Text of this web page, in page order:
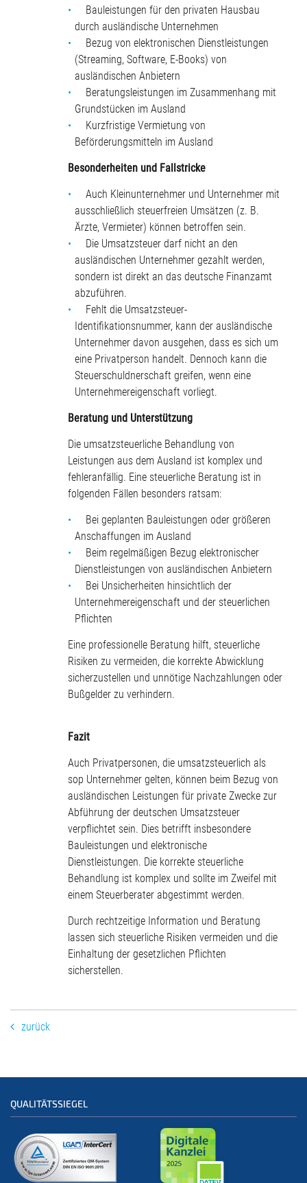
Bauleistungen für den privaten Hausbau
durch ausländische Unternehmen
Bezug von elektronischen Dienstleistungen
(Streaming, Software, E-Books) von
ausländischen Anbietern
Beratungsleistungen im Zusammenhang mit
Grundstücken im Ausland
Kurzfristige Vermietung von
Beförderungsmitteln im Ausland
Besonderheiten und Fallstricke
Auch Kleinunternehmer und Unternehmer mit
ausschließlich steuerfreien Umsätzen (z. B.
Ärzte, Vermieter) können betroffen sein.
Die Umsatzsteuer darf nicht an den
ausländischen Unternehmer gezahlt werden,
sondern ist direkt an das deutsche Finanzamt
abzuführen.
Fehlt die Umsatzsteuer-
Identifikationsnummer, kann der ausländische
Unternehmer davon ausgehen, dass es sich um
eine Privatperson handelt. Dennoch kann die
Steuerschuldnerschaft greifen, wenn eine
Unternehmereigenschaft vorliegt.
Beratung und Unterstützung
Die umsatzsteuerliche Behandlung von
Leistungen aus dem Ausland ist komplex und
fehleranfällig. Eine steuerliche Beratung ist in
folgenden Fällen besonders ratsam:
Bei geplanten Bauleistungen oder größeren
Anschaffungen im Ausland
Beim regelmäßigen Bezug elektronischer
Dienstleistungen von ausländischen Anbietern
Bei Unsicherheiten hinsichtlich der
Unternehmereigenschaft und der steuerlichen
Pflichten
Eine professionelle Beratung hilft, steuerliche
Risiken zu vermeiden, die korrekte Abwicklung
sicherzustellen und unnötige Nachzahlungen oder
Bußgelder zu verhindern.
Fazit
Auch Privatpersonen, die umsatzsteuerlich als
sop Unternehmer gelten, können beim Bezug von
ausländischen Leistungen für private Zwecke zur
Abführung der deutschen Umsatzsteuer
verpflichtet sein. Dies betrifft insbesondere
Bauleistungen und elektronische
Dienstleistungen. Die korrekte steuerliche
Behandlung ist komplex und sollte im Zweifel mit
einem Steuerberater abgestimmt werden.
Durch rechtzeitige Information und Beratung
lassen sich steuerliche Risiken vermeiden und die
Einhaltung der gesetzlichen Pflichten
sicherstellen.
zurück
QUALITÄTSSIEGEL